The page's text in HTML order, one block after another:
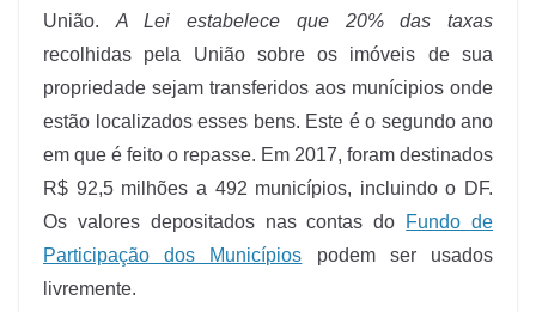
União. A Lei estabelece que 20% das taxas
recolhidas pela União sobre os imóveis de sua
propriedade sejam transferidos aos munícipios onde
estão localizados esses bens. Este é o segundo ano
em que é feito o repasse. Em 2017, foram destinados
R$ 92,5 milhões a 492 municípios, incluindo o DF.
Os valores depositados nas contas do
Fundo de
Participação dos Municípios podem ser usados
livremente.